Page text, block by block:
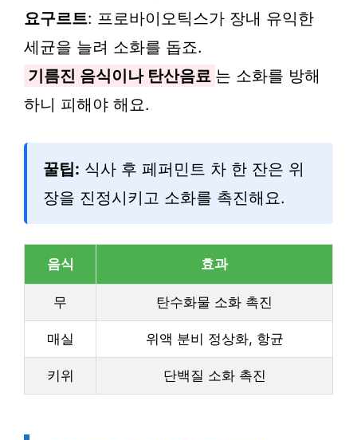
요구르트: 프로바이오틱스가 장내 유익한
세균을 늘려 소화를 돕죠.
기름진 음식이나 탄산음료 는 소화를 방해
하니 피해야 해요.
꿀팁: 식사 후 페퍼민트 차 한 잔은 위
장을 진정시키고 소화를 촉진해요.
음식 효과
무 탄수화물 소화 촉진
매실 위액 분비 정상화, 항균
키위 단백질 소화 촉진